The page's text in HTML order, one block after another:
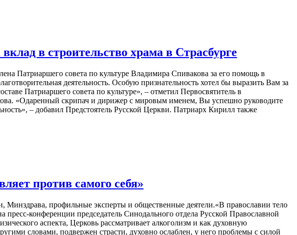
в строительство храма в Страсбурге
Патриаршего совета по культуре Владимира Спивакова за его помощь в
деятельность. Особую признательность хотел бы выразить Вам за
Патриаршего совета по культуре», – отметил Первосвятитель в
«Одаренный скрипач и дирижер с мировым именем, Вы успешно руководите
– добавил Предстоятель Русской Церкви. Патриарх Кирилл также
против самого себя»
Минздрава, профильные эксперты и общественные деятели.«В православии тело
пресс-конференции председатель Синодального отдела Русской Православной
аспекта, Церковь рассматривает алкоголизм и как духовную
словами, подвержен страсти, духовно ослаблен, у него проблемы с силой